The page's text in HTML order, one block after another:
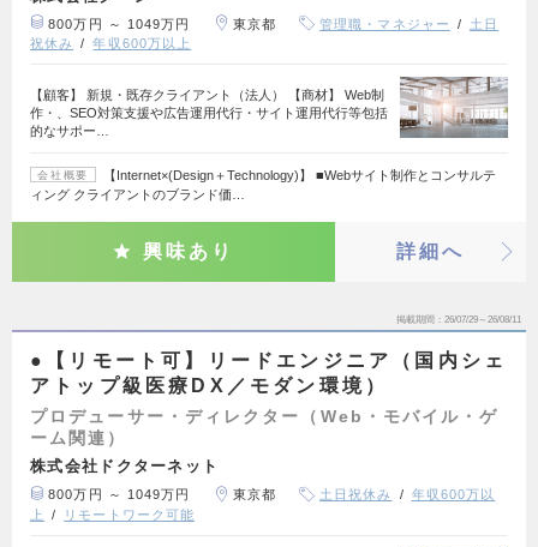
800万円 ～ 1049万円 東京都 管理職・マネジャー
土日
祝休み
年収600万以上
【顧客】 新規・既存クライアント（法人） 【商材】 Web制
作・、SEO対策支援や広告運用代行・サイト運用代行等包括
的なサポー…
会社概要
【Internet×(Design＋Technology)】 ■Webサイト制作とコンサルテ
ィング クライアントのブランド価…
興味あり 詳細へ
掲載期間 26/07/29～26/08/11
●【リモート可】リードエンジニア（国内シェ
アトップ級医療DX／モダン環境）
プロデューサー・ディレクター（Web・モバイル・ゲ
ーム関連）
株式会社ドクターネット
800万円 ～ 1049万円 東京都 土日祝休み
年収600万以
上
リモートワーク可能